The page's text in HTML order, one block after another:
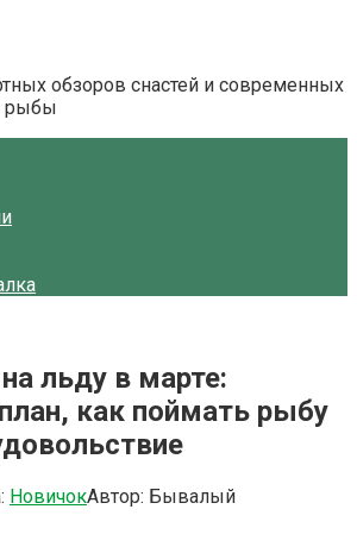
обзоров снастей и современных
рыбы
льду в марте:
как поймать рыбу
НовичокАвтор: Бывалый